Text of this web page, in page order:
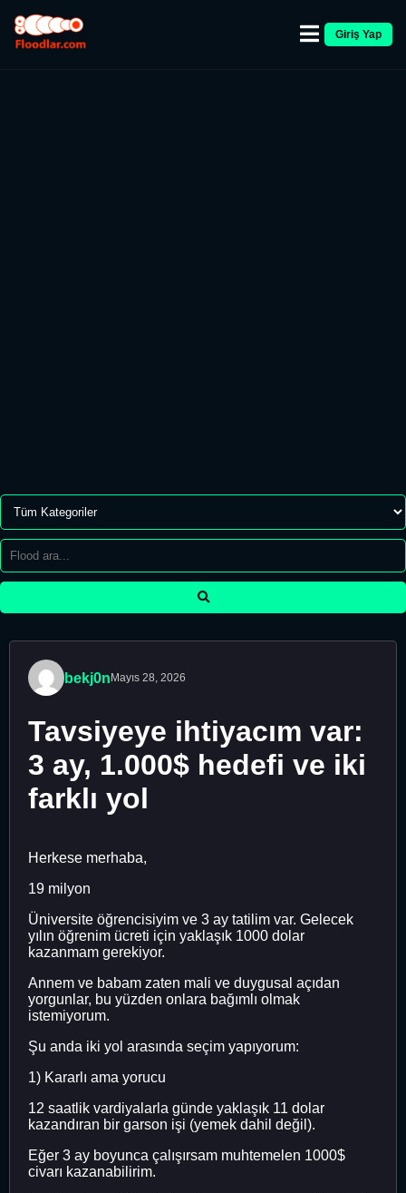
Giriş Yap
bekj0n Mayıs 28, 2026
Tavsiyeye ihtiyacım var:
3 ay, 1.000$ hedefi ve iki
farklı yol
Herkese merhaba,
19 milyon
Üniversite öğrencisiyim ve 3 ay tatilim var. Gelecek
yılın öğrenim ücreti için yaklaşık 1000 dolar
kazanmam gerekiyor.
Annem ve babam zaten mali ve duygusal açıdan
yorgunlar, bu yüzden onlara bağımlı olmak
istemiyorum.
Şu anda iki yol arasında seçim yapıyorum:
1) Kararlı ama yorucu
12 saatlik vardiyalarla günde yaklaşık 11 dolar
kazandıran bir garson işi (yemek dahil değil).
Eğer 3 ay boyunca çalışırsam muhtemelen 1000$
civarı kazanabilirim.